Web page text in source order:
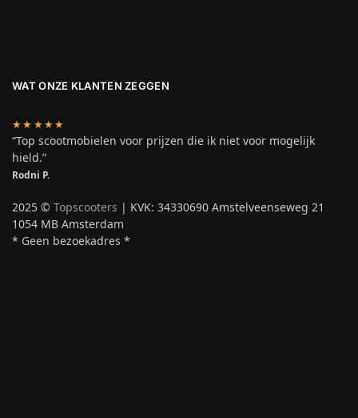
WAT ONZE KLANTEN ZEGGEN
★★★★★
“Top scootmobielen voor prijzen die ik niet voor mogelijk
hield.”
Rodni P.
2025 © Topscooters | KVK: 34330690 Amstelveenseweg 21
1054 MB Amsterdam
* Geen bezoekadres *